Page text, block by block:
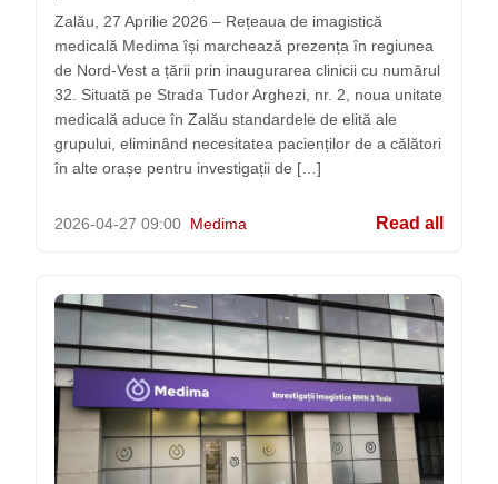
Zalău, 27 Aprilie 2026 – Rețeaua de imagistică
medicală Medima își marchează prezența în regiunea
de Nord-Vest a țării prin inaugurarea clinicii cu numărul
32. Situată pe Strada Tudor Arghezi, nr. 2, noua unitate
medicală aduce în Zalău standardele de elită ale
grupului, eliminând necesitatea pacienților de a călători
în alte orașe pentru investigații de […]
2026-04-27 09:00 Medima Read all